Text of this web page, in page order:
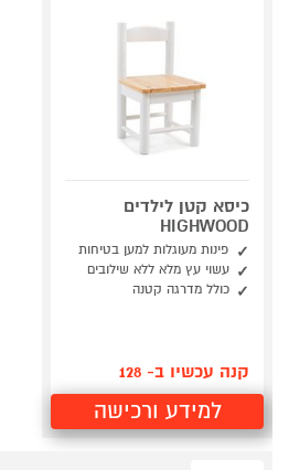
כיסא קטן לילדים
HIGHWOOD
פינות מעוגלות למען בטיחות
עשוי עץ מלא ללא שילובים
כולל מדרגה קטנה
קנה עכשיו ב- 128
למידע ורכישה